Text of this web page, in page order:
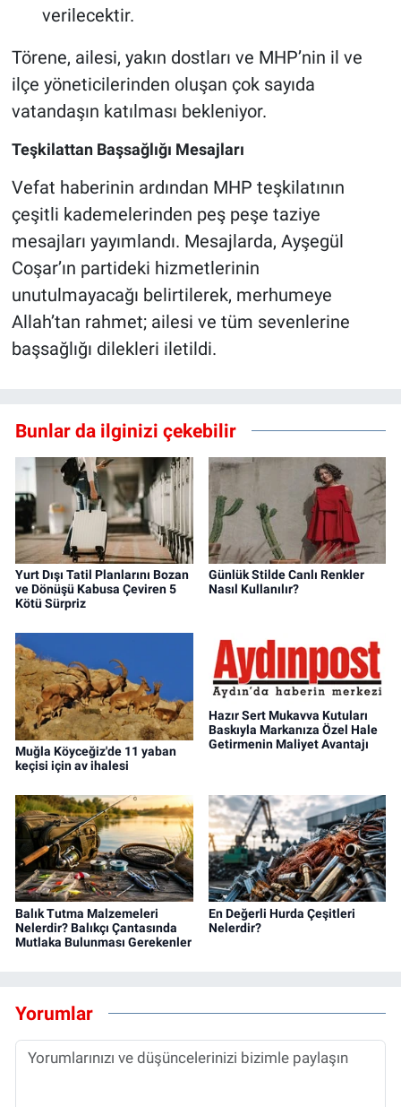
verilecektir.
Törene, ailesi, yakın dostları ve MHP’nin il ve
ilçe yöneticilerinden oluşan çok sayıda
vatandaşın katılması bekleniyor.
Teşkilattan Başsağlığı Mesajları
Vefat haberinin ardından MHP teşkilatının
çeşitli kademelerinden peş peşe taziye
mesajları yayımlandı. Mesajlarda, Ayşegül
Coşar’ın partideki hizmetlerinin
unutulmayacağı belirtilerek, merhumeye
Allah’tan rahmet; ailesi ve tüm sevenlerine
başsağlığı dilekleri iletildi.
Bunlar da ilginizi çekebilir
Yurt Dışı Tatil Planlarını Bozan
ve Dönüşü Kabusa Çeviren 5
Kötü Sürpriz
Günlük Stilde Canlı Renkler
Nasıl Kullanılır?
Muğla Köyceğiz'de 11 yaban
keçisi için av ihalesi
Hazır Sert Mukavva Kutuları
Baskıyla Markanıza Özel Hale
Getirmenin Maliyet Avantajı
Balık Tutma Malzemeleri
Nelerdir? Balıkçı Çantasında
Mutlaka Bulunması Gerekenler
En Değerli Hurda Çeşitleri
Nelerdir?
Yorumlar